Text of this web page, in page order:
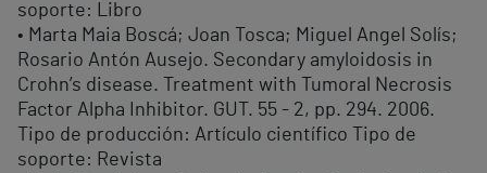
soporte: Libro
• Marta Maia Boscá; Joan Tosca; Miguel Angel Solís;
Rosario Antón Ausejo. Secondary amyloidosis in
Crohn’s disease. Treatment with Tumoral Necrosis
Factor Alpha Inhibitor. GUT. 55 - 2, pp. 294. 2006.
Tipo de producción: Artículo científico Tipo de
soporte: Revista